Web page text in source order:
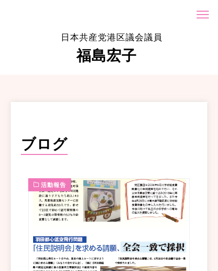
日本共産党港区議会議員
福島宏子
ブログ
活動報告